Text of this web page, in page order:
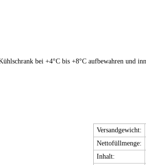
bei +4°C bis +8°C aufbewahren und
Versandgewicht:
Nettofüllmenge:
Inhalt: